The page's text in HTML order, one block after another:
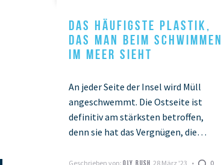
DAS HÄUFIGSTE PLASTIK,
DAS MAN BEIM SCHWIMMEN
IM MEER SIEHT
An jeder Seite der Insel wird Müll
angeschwemmt. Die Ostseite ist
definitiv am stärksten betroffen,
denn sie hat das Vergnügen, die
Nordostwinde zu tragen. Diese Winde
Geschrieben von:OLY RUSH 28 März '23 0